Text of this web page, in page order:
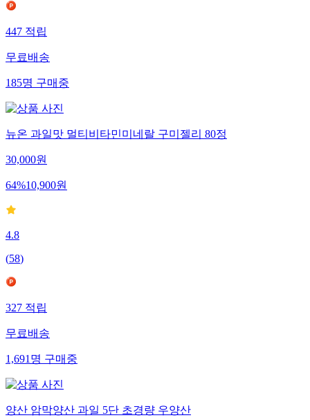
447적립
무료배송
185명구매중
뉴온 과일맛 멀티비타민미네랄 구미젤리 80정
30,000원
64%10,900원
4.8
(58)
327적립
무료배송
1,691명구매중
양산 암막양산 과일 5단 초경량 우양산